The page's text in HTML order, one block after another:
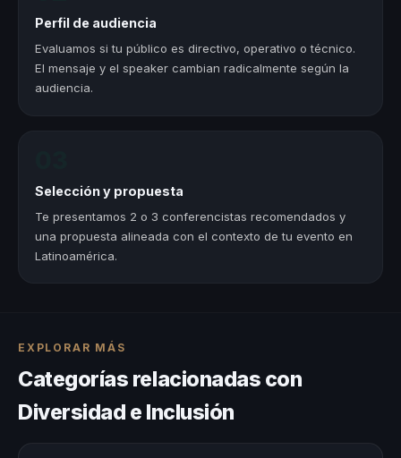
Perfil de audiencia
Evaluamos si tu público es directivo, operativo o técnico.
El mensaje y el speaker cambian radicalmente según la
audiencia.
Selección y propuesta
Te presentamos 2 o 3 conferencistas recomendados y
una propuesta alineada con el contexto de tu evento en
Latinoamérica.
EXPLORAR MÁS
Categorías relacionadas con
Diversidad e Inclusión